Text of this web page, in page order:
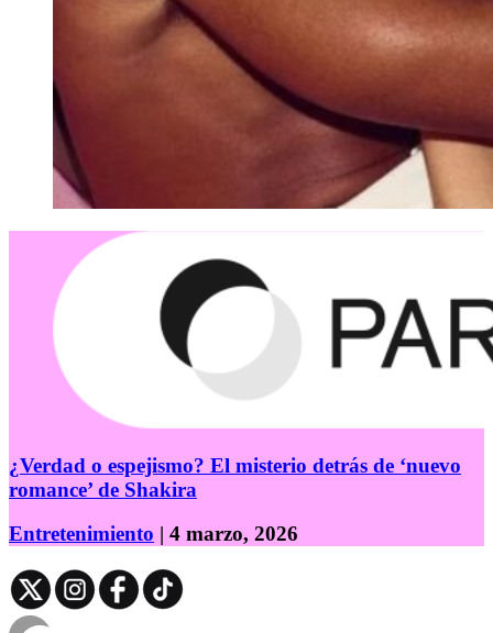
¿Verdad o espejismo? El misterio detrás de ‘nuevo
romance’ de Shakira
Entretenimiento | 4 marzo, 2026